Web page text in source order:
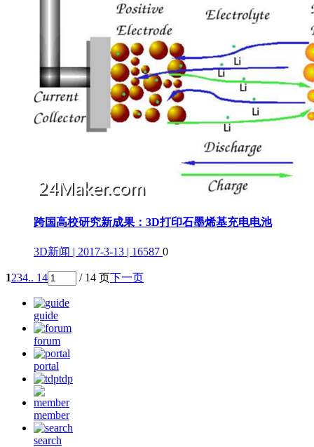
跨国高校研究新成果：3D打印石墨烯基充电电池
3D新闻 | 2017-3-13 | 16587 0
1234.. 14 / 14 页下一页
guide
forum
portal
tdp
member
search